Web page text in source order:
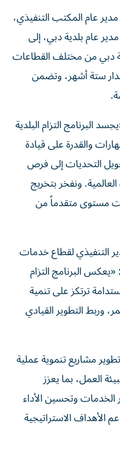
عام المكتب التنفيذي،
عام بلدية دبي، إلى
دبي من مختلف القطاعات
ستة أشهر، وتضمن
البرنامج التزام البلدية
والقدرة على قيادة
التحديات إلى فرص
ونفخر بتخريج
مستوى متقدماً من
التنفيذي لقطاع خدمات
البرنامج التزام
ترتكز على تنمية
وربط التطوير القيادي
مشاريع تنموية عملية
العمل، بما يعزز
وتحسين الأداء
الاستراتيجية